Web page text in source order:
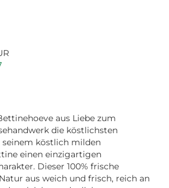
aus Liebe zum
die köstlichsten
seinem köstlich milden
einen einzigartigen
Dieser 100% frische
aus weich und frisch, reich an